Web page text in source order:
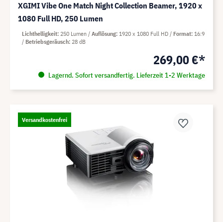
XGIMI Vibe One Match Night Collection Beamer, 1920 x
1080 Full HD, 250 Lumen
269,00 €*
Lagernd. Sofort versandfertig. Lieferzeit 1-2 Werktage
Lichthelligkeit 250 Lumen Auflösung 1920 x 1080 Full HD Format 16:9
Betriebsgeräusch 28 dB
Versandkostenfrei